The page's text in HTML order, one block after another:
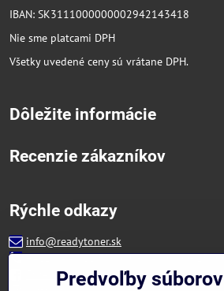
IBAN: SK3111000000002942143418
Nie sme platcami DPH
Všetky uvedené ceny sú vrátane DPH.
Dôležite informácie
Recenzie zákazníkov
Rýchle odkazy
info@readytoner.sk
+421 944 322 536 (PO-PIA: 09:00-
FacebookPredvoľby